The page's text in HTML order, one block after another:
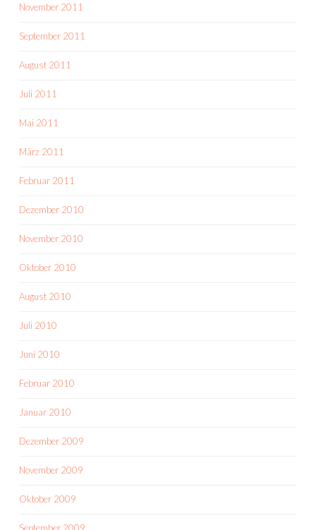
November 2011
September 2011
August 2011
Juli 2011
Mai 2011
März 2011
Februar 2011
Dezember 2010
November 2010
Oktober 2010
August 2010
Juli 2010
Juni 2010
Februar 2010
Januar 2010
Dezember 2009
November 2009
Oktober 2009
September 2009